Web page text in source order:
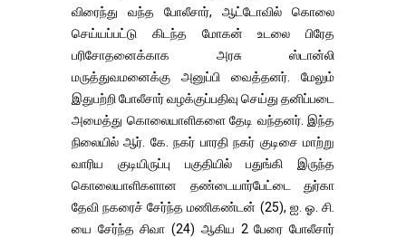
விரைந்து வந்த போலீசார், ஆட்டோவில் கொலை
செய்யப்பட்டு கிடந்த மோகன் உடலை பிரேத
பரிசோதனைக்காக அரசு ஸ்டான்லி
மருத்துவமனைக்கு அனுப்பி வைத்தனர். மேலும்
இதுபற்றி போலீசார் வழக்குப்பதிவு செய்து தனிப்படை
அமைத்து கொலையாளிகளை தேடி வந்தனர். இந்த
நிலையில் ஆர். கே. நகர் பாரதி நகர் குடிசை மாற்று
வாரிய குடியிருப்பு பகுதியில் பதுங்கி இருந்த
கொலையாளிகளான தண்டையார்பேட்டை துர்கா
தேவி நகரைச் சேர்ந்த மணிகண்டன் (25), ஐ. ஓ. சி.
யை சேர்ந்த சிவா (24) ஆகிய 2 பேரை போலீசார்